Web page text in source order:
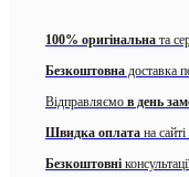
Засіб м’яко освітлює
тон шкіри, покращує
Серум зміцнює стінки
100% оригінальна та
Безкоштовна доставка
Відправляємо в день
Швидка оплата на
Безкоштовні